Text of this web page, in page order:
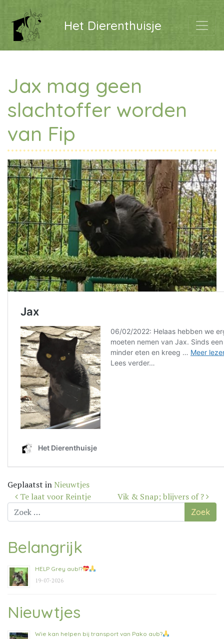
Het Dierenthuisje
Jax mag geen
slachtoffer worden
van Fip
Geplaatst in Nieuwtjes
Bericht
navigatie
Te laat voor Reintje
Vik & Snap; blijvers of ?
Zoek
naar:
Belangrijk
HELP Grey aub!?
19-07-2026
Nieuwtjes
Wie kan helpen bij transport van Pako aub?